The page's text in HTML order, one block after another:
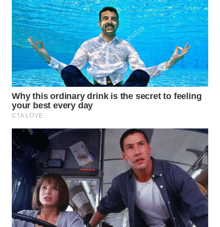
WN
SUMEDANG
WN
CIANJUR
WN
KEPULAUAN
SERIBU
TANGERANG
BINJAI
WN
CIREBON